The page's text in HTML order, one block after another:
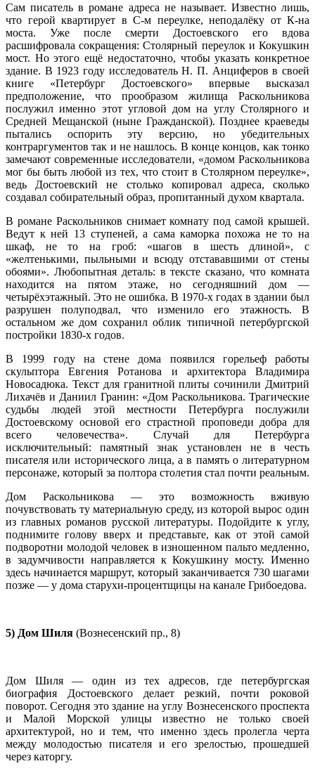
Сам писатель в романе адреса не называет. Известно лишь,
что герой квартирует в С-м переулке, неподалёку от К-на
моста. Уже после смерти Достоевского его вдова
расшифровала сокращения: Столярный переулок и Кокушкин
мост. Но этого ещё недостаточно, чтобы указать конкретное
здание. В 1923 году исследователь Н. П. Анциферов в своей
книге «Петербург Достоевского» впервые высказал
предположение, что прообразом жилища Раскольникова
послужил именно этот угловой дом на углу Столярного и
Средней Мещанской (ныне Гражданской). Позднее краеведы
пытались оспорить эту версию, но убедительных
контраргументов так и не нашлось. В конце концов, как тонко
замечают современные исследователи, «домом Раскольникова
мог бы быть любой из тех, что стоит в Столярном переулке»,
ведь Достоевский не столько копировал адреса, сколько
создавал собирательный образ, пропитанный духом квартала.
В романе Раскольников снимает комнату под самой крышей.
Ведут к ней 13 ступеней, а сама каморка похожа не то на
шкаф, не то на гроб: «шагов в шесть длиной», с
«желтенькими, пыльными и всюду отстававшими от стены
обоями». Любопытная деталь: в тексте сказано, что комната
находится на пятом этаже, но сегодняшний дом —
четырёхэтажный. Это не ошибка. В 1970-х годах в здании был
разрушен полуподвал, что изменило его этажность. В
остальном же дом сохранил облик типичной петербургской
постройки 1830-х годов.
В 1999 году на стене дома появился горельеф работы
скульптора Евгения Ротанова и архитектора Владимира
Новосадюка. Текст для гранитной плиты сочинили Дмитрий
Лихачёв и Даниил Гранин: «Дом Раскольникова. Трагические
судьбы людей этой местности Петербурга послужили
Достоевскому основой его страстной проповеди добра для
всего человечества». Случай для Петербурга
исключительный: памятный знак установлен не в честь
писателя или исторического лица, а в память о литературном
персонаже, который за полтора столетия стал почти реальным.
Дом Раскольникова — это возможность вживую
почувствовать ту материальную среду, из которой вырос один
из главных романов русской литературы. Подойдите к углу,
поднимите голову вверх и представьте, как от этой самой
подворотни молодой человек в изношенном пальто медленно,
в задумчивости направляется к Кокушкину мосту. Именно
здесь начинается маршрут, который заканчивается 730 шагами
позже — у дома старухи-процентщицы на канале Грибоедова.
5) Дом Шиля (Вознесенский пр., 8)
Дом Шиля — один из тех адресов, где петербургская
биография Достоевского делает резкий, почти роковой
поворот. Сегодня это здание на углу Вознесенского проспекта
и Малой Морской улицы известно не только своей
архитектурой, но и тем, что именно здесь пролегла черта
между молодостью писателя и его зрелостью, прошедшей
через каторгу.